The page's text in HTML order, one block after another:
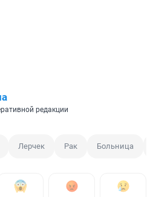
редакции
Лерчек Рак Больница